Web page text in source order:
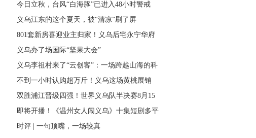
义商与一座城的双向奔赴
今日立秋，台风“白海豚”已进入48小时警戒
线，义乌风雨时间、雨量公布
义乌江东的这个夏天，被“清凉”刷了屏
801套新房喜迎业主归家！义乌后宅永宁华府
高层公寓正式启动交付
义乌办了场国际“坚果大会”
义乌李祖村来了“云创客”：一场跨越山海的科
创接力
不到一小时认购超万斤！义乌这场黄桃展销
会“火力全开”
双胜浦江晋级四强！世界义乌队半决赛8月15
日主场开打
即将开播！《温州女人闯义乌》十集短剧多平
台同步上线
时评 | 一句顶嘴，一场较真